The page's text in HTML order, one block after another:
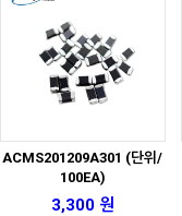
ACMS201209A301 (단위/
100EA)
3,300 원